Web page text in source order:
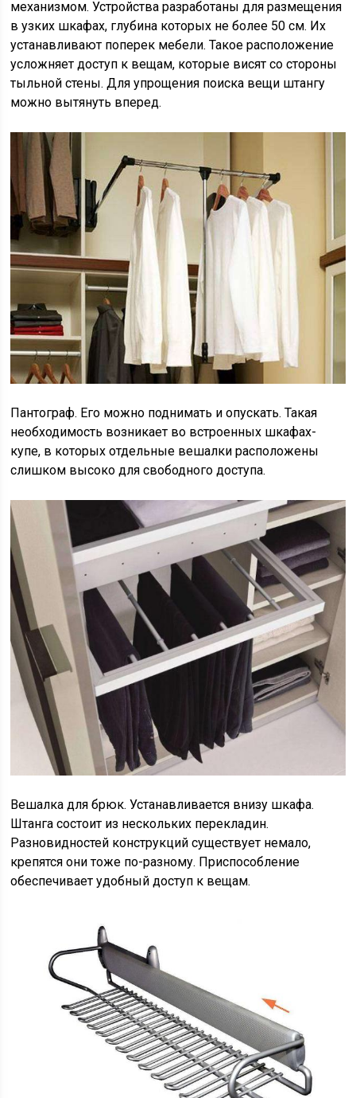
механизмом. Устройства разработаны для размещения
в узких шкафах, глубина которых не более 50 см. Их
устанавливают поперек мебели. Такое расположение
усложняет доступ к вещам, которые висят со стороны
тыльной стены. Для упрощения поиска вещи штангу
можно вытянуть вперед.
Пантограф. Его можно поднимать и опускать. Такая
необходимость возникает во встроенных шкафах-
купе, в которых отдельные вешалки расположены
слишком высоко для свободного доступа.
Вешалка для брюк. Устанавливается внизу шкафа.
Штанга состоит из нескольких перекладин.
Разновидностей конструкций существует немало,
крепятся они тоже по-разному. Приспособление
обеспечивает удобный доступ к вещам.